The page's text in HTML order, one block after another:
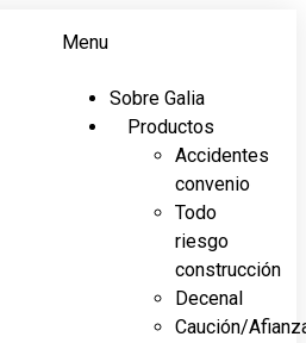
Menu
Sobre Galia
Productos
Accidentes
convenio
Todo
riesgo
construcción
Decenal
Caución/